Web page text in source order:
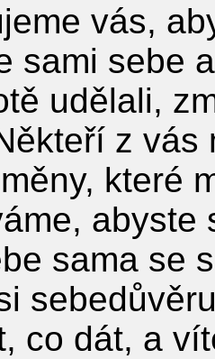
vás,
sami sebe
udělali,
z vás
které
abyste
sama se
co dát, a